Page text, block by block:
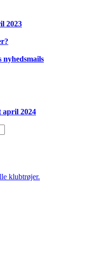
2023
nyhedsmails
april 2024
klubtrøjer.